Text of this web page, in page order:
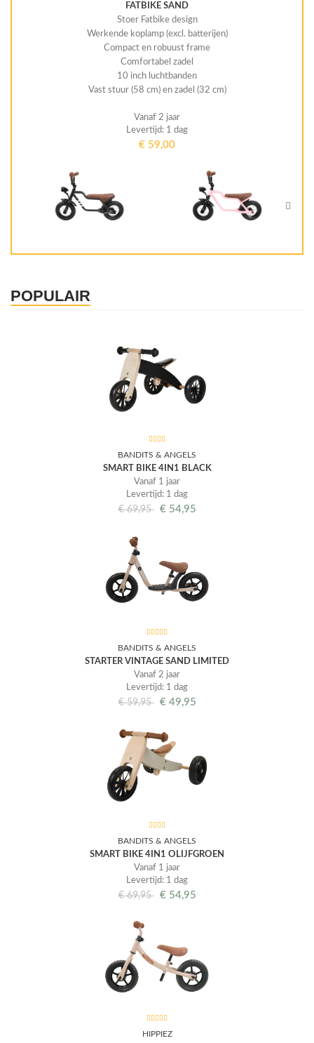
FATBIKE SAND
Stoer Fatbike design
Werkende koplamp (excl. batterijen)
Compact en robuust frame
Comfortabel zadel
10 inch luchtbanden
Vast stuur (58 cm) en zadel (32 cm)
Vanaf 2 jaar
Levertijd: 1 dag
€ 59,00
POPULAIR
BANDITS & ANGELS
SMART BIKE 4IN1 BLACK
Vanaf 1 jaar
Levertijd: 1 dag
€69,95 € 54,95
BANDITS & ANGELS
STARTER VINTAGE SAND LIMITED
Vanaf 2 jaar
Levertijd: 1 dag
€59,95 € 49,95
BANDITS & ANGELS
SMART BIKE 4IN1 OLIJFGROEN
Vanaf 1 jaar
Levertijd: 1 dag
€69,95 € 54,95
HIPPIEZ